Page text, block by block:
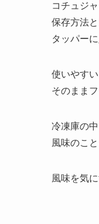
コチュジ
保存方法
タッパー
使いやす
そのまま
冷凍庫の
風味のこ
風味を気